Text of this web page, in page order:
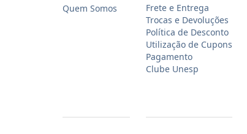
Quem Somos
Frete e Entrega
Trocas e Devoluções
Política de Desconto
Utilização de Cupons
Pagamento
Clube Unesp